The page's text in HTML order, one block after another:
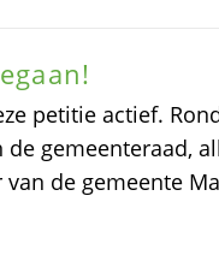
petitie actief.
gemeenteraad,
de gemeente